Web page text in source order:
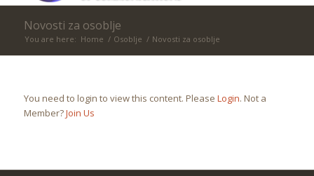
Novosti za osoblje
You are here: Home / Osoblje / Novosti za osoblje
You need to login to view this content. Please Login. Not a
Member?Join Us